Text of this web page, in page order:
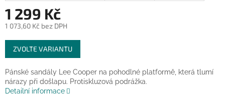
1 299 Kč
1 073,60 Kč bez DPH
Měrná
cena:
ZVOLTE VARIANTU
Pánské sandály Lee Cooper na pohodlné platformě, která tlumí
nárazy při došlapu. Protiskluzová podrážka.
Detailní informace